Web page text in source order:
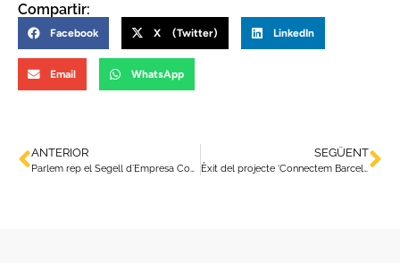
Compartir:
Facebook X (Twitter) LinkedIn
Email WhatsApp
ANTERIOR
Parlem rep el Segell d’Empresa Compromesa amb la Cultura
SEGÜENT
Èxit del projecte ‘Connectem Barcelona’ contra la bretxa digital, en què ha participat Parlem